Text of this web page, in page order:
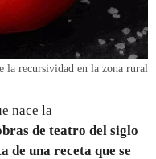
la recursividad en la zona rural
nace la
de teatro del siglo
de una receta que se